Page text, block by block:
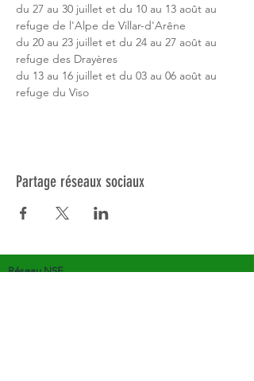
du 27 au 30 juillet et du 10 au 13 août au
refuge de l'Alpe de Villar-d'Arêne
du 20 au 23 juillet et du 24 au 27 août au
refuge des Drayères
du 13 au 16 juillet et du 03 au 06 août au
refuge du Viso
Partage réseaux sociaux
Réseau NSE